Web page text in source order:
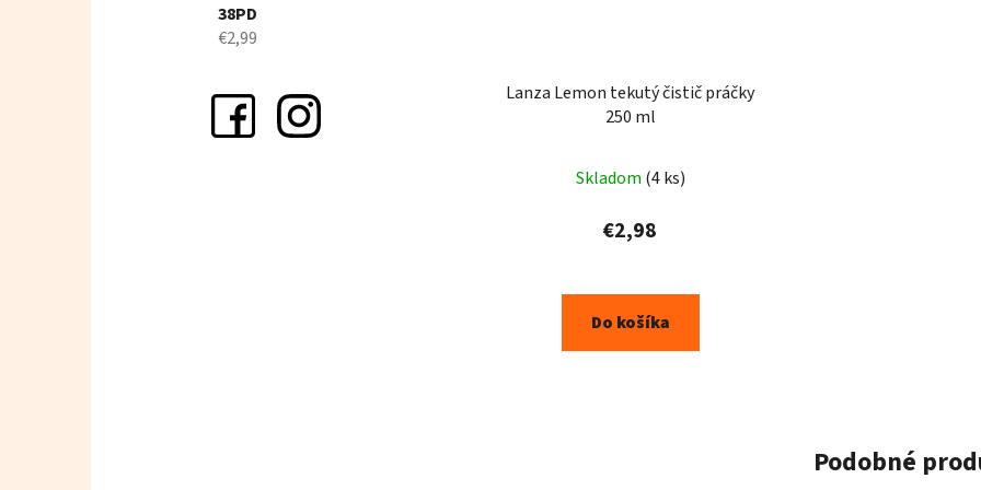
38PD
€2,99
Lanza Lemon tekutý čistič práčky
250 ml
Skladom (4 ks)
€2,98
Do košíka
Podobné